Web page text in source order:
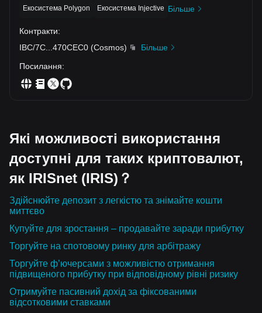
Екосистема Polygon Екосистема Injective Більше
Контракти:
IBC/7C
470CEC0 (Cosmos)
Більше
Посилання:
Які можливості використання
доступні для таких криптовалют,
як IRISnet (IRIS)？
Здійснюйте депозит з легкістю та знімайте кошти
миттєво
Купуйте для зростання – продавайте заради прибутку
Торгуйте на спотовому ринку для арбітражу
Торгуйте ф’ючерсами з можливістю отримання
підвищеного прибутку при відповідному рівні ризику
Отримуйте пасивний дохід за фіксованими
відсотковими ставками